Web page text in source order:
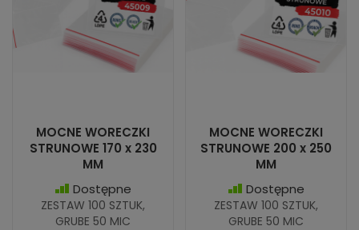
MOCNE WORECZKI
STRUNOWE 170 x 230
MM
Dostępne
ZESTAW 100 SZTUK,
GRUBE 50 MIC
MOCNE WORECZKI
STRUNOWE 200 x 250
MM
Dostępne
ZESTAW 100 SZTUK,
GRUBE 50 MIC